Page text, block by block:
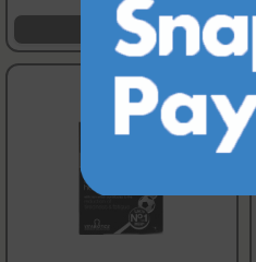
مشاهده محصول